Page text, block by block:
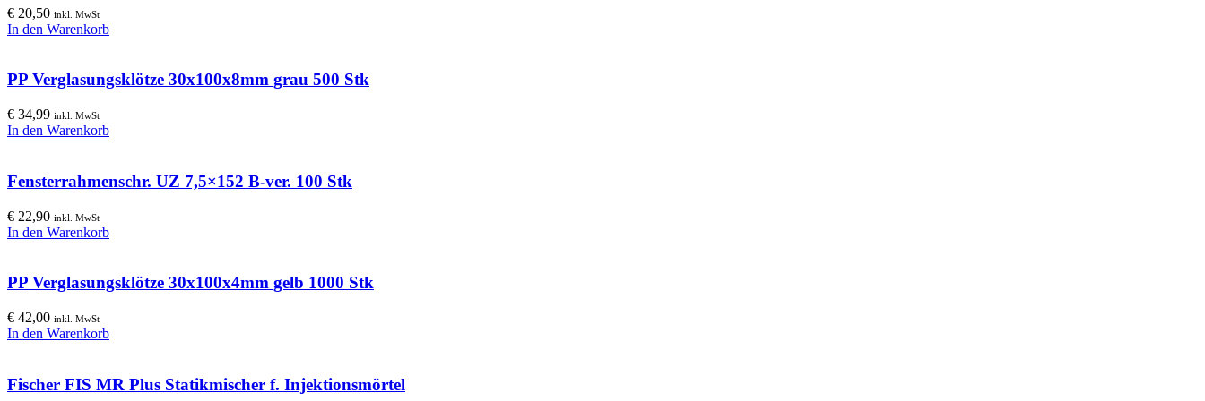
€ 20,50 inkl. MwSt
In den Warenkorb
PP Verglasungsklötze 30x100x8mm grau 500 Stk
€ 34,99 inkl. MwSt
In den Warenkorb
Fensterrahmenschr. UZ 7,5×152 B-ver. 100 Stk
€ 22,90 inkl. MwSt
In den Warenkorb
PP Verglasungsklötze 30x100x4mm gelb 1000 Stk
€ 42,00 inkl. MwSt
In den Warenkorb
Fischer FIS MR Plus Statikmischer f. Injektionsmörtel